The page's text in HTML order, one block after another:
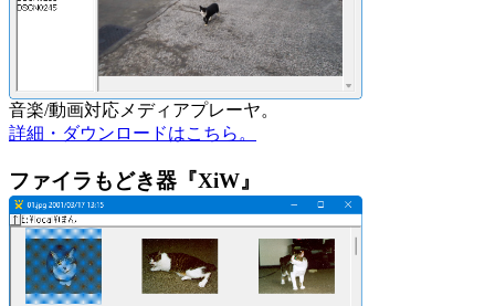
音楽/動画対応メディアプレーヤ。
詳細・ダウンロードはこちら。
ファイラもどき器『XiW』